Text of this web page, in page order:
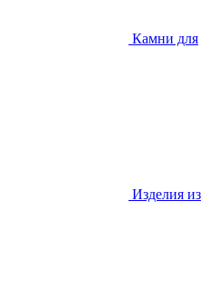
Камни для
Изделия из